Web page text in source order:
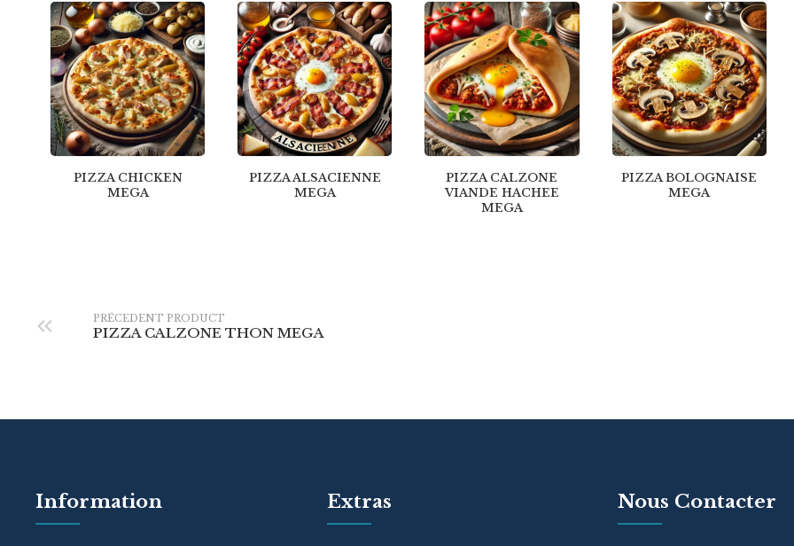
PIZZA CHICKEN
MEGA
PIZZA ALSACIENNE
MEGA
PIZZA CALZONE
VIANDE HACHEE
MEGA
PIZZA BOLOGNAISE
MEGA
PRÉCEDENT PRODUCT
PIZZA CALZONE THON MEGA
Information Extras Nous Contacter